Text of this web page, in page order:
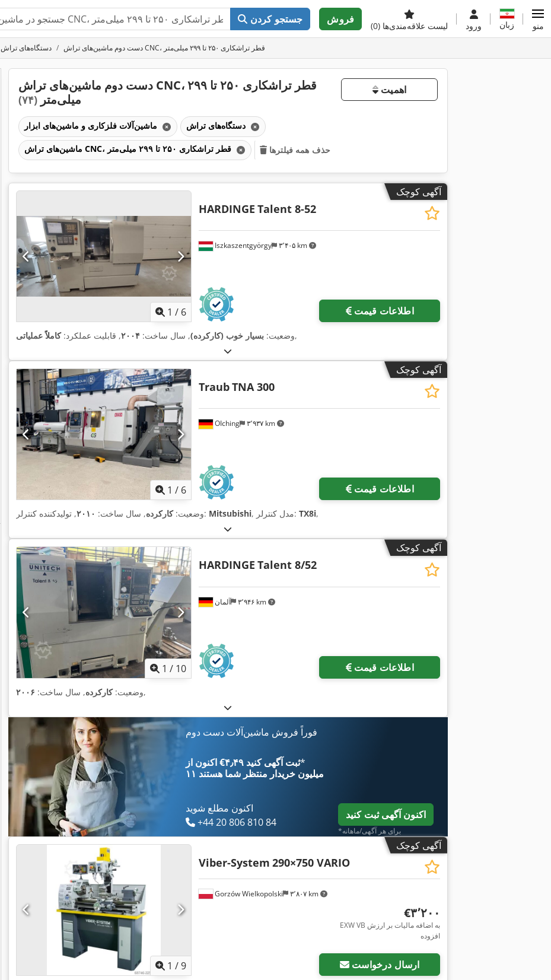
جستجو کردن فروش
لیست علاقه‌مندی‌ها (0) ورود زبان منو
دستگاه‌های تراش دست دوم ماشین‌های تراش CNC، قطر تراشکاری ۲۵۰ تا ۲۹۹ میلی‌متر
دست دوم ماشین‌های تراش CNC، قطر تراشکاری ۲۵۰ تا ۲۹۹
میلی‌متر (۷۴)
اهمیت
دستگاه‌های تراش
ماشین‌های تراش CNC، قطر تراشکاری ۲۵۰ تا ۲۹۹ میلی‌متر حذف همه فیلترها
آگهی کوچک
1 / 6
Iszkaszentgyörgy ۳٬۴۰۵ km
HARDINGE Talent 8-52
اطلاعات قیمت
وضعیت: بسیار خوب (کارکرده), سال ساخت: ۲۰۰۴, قابلیت عملکرد:کاملاً عملیاتی ,
آگهی کوچک
1 / 6
OIching ۳٬۹۳۷ km
TraubTNA 300
اطلاعات قیمت
وضعیت:کارکرده, سال ساخت: ۲۰۱۰ , تولیدکننده کنترلر: Mitsubishi , مدل کنترلر: TX8i,
آگهی کوچک
1 / 10
آلمان ۳٬۹۴۶ km
HARDINGE Talent 8/52
اطلاعات قیمت
وضعیت:کارکرده, سال ساخت: ۲۰۰۶ ,
فوراً فروش ماشین‌آلات دست دوم
اکنون از ‎€۴٫۴۹ ثبت آگهی کنید*
۱۱ میلیون خریدار منتظر شما هستند
اکنون مطلع شوید
+44 20 806 810 84
اکنون آگهی ثبت کنید
*برای هر آگهی/ماهانه
آگهی کوچک
1 /9
Gorzów Wielkopolski ۳٬۸۰۷ km
Viber-System 290×750 VARIO
‎€۳٬۲۰۰
EXW VB به اضافه مالیات بر ارزش
افزوده
ارسال درخواست